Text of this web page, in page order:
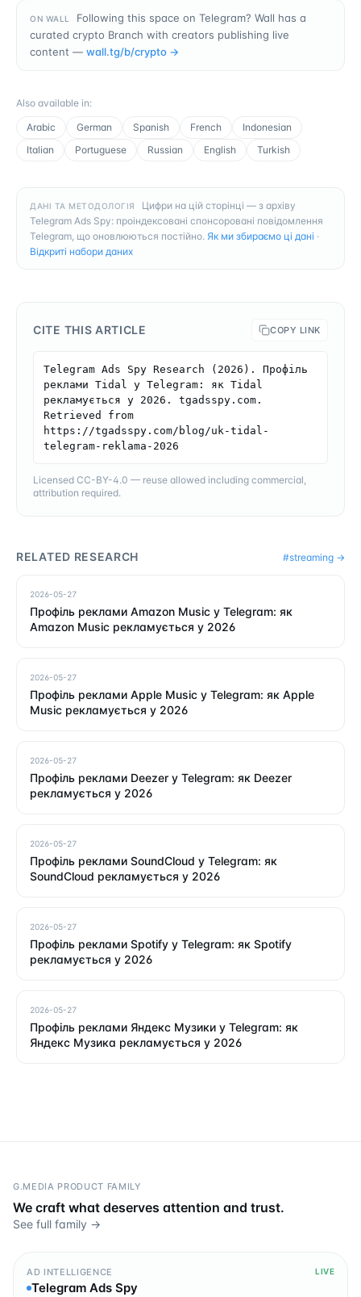
ON WALL
Following this space on Telegram? Wall has a
curated crypto Branch with creators publishing live
content — wall.tg/b/crypto →
Also available in:
Arabic
German Spanish French
Indonesian
Italian
Portuguese Russian English Turkish
ДАНІ ТА МЕТОДОЛОГІЯ
Цифри на цій сторінці — з архіву
Telegram Ads Spy: проіндексовані спонсоровані повідомлення
Telegram, що оновлюються постійно. Як ми збираємо ці дані ·
Відкриті набори даних
CITE THIS ARTICLE COPY LINK
Telegram Ads Spy Research (2026). Профіль
реклами Tidal у Telegram: як Tidal
рекламується у 2026. tgadsspy.com.
Retrieved from
https://tgadsspy.com/blog/uk-tidal-
telegram-reklama-2026
Licensed CC-BY-4.0 — reuse allowed including commercial,
attribution required.
RELATED RESEARCH #streaming →
2026-05-27
Профіль реклами Amazon Music у Telegram: як
Amazon Music рекламується у 2026
2026-05-27
Профіль реклами Apple Music у Telegram: як Apple
Music рекламується у 2026
2026-05-27
Профіль реклами Deezer у Telegram: як Deezer
рекламується у 2026
2026-05-27
Профіль реклами SoundCloud у Telegram: як
SoundCloud рекламується у 2026
2026-05-27
Профіль реклами Spotify у Telegram: як Spotify
рекламується у 2026
2026-05-27
Профіль реклами Яндекс Музики у Telegram: як
Яндекс Музика рекламується у 2026
G.MEDIA PRODUCT FAMILY
We craft what deserves attention and trust.
See full family →
AD INTELLIGENCE LIVE
Telegram Ads Spy